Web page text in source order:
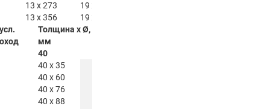
13 x 273
19 x 273
13 x 356
19 x 356
Толщина x Ø,
мм
40
40 x 35
40 x 60
40 x 76
40 x 88